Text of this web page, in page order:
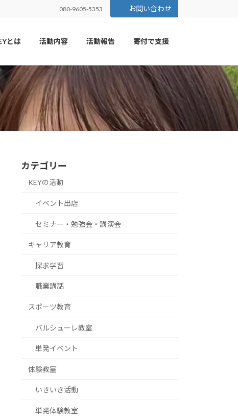
080-9605-5353 お問い合わせ
とは 活動内容 活動報告 寄付で支援
カテゴリー
KEYの活動
イベント出店
セミナー・勉強会・講演会
キャリア教育
探求学習
職業講話
スポーツ教育
バルシューレ教室
単発イベント
体験教室
いきいき活動
単発体験教室